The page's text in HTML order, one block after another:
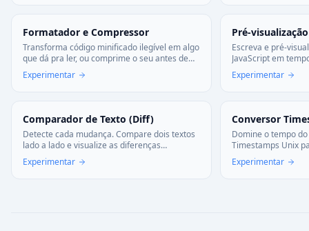
Formatador e Compressor
Transforma código minificado ilegível em algo
que dá pra ler, ou comprime o seu antes de
subir. Funciona com JS, CSS e HTML—tudo no
navegador, sem enviar nada.
Experimentar
Pré-
Escreva e pré-
JavaScript em
instantaneamente
Experimentar
Comparador de Texto (Diff)
Detecte cada mudança. Compare dois textos
lado a lado e visualize as diferenças
instantaneamente. Essencial para código e
revisões.
Experimentar
Conversor
Domine o tempo
Timestamps Unix
versa. Ferramenta
logs.
Experimentar